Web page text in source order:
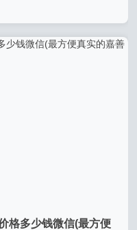
格多少钱微信(最方便